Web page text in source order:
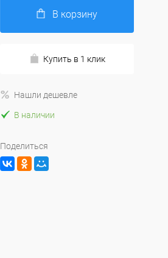
В корзину
Купить в 1 клик
Нашли дешевле
В наличии
Поделиться